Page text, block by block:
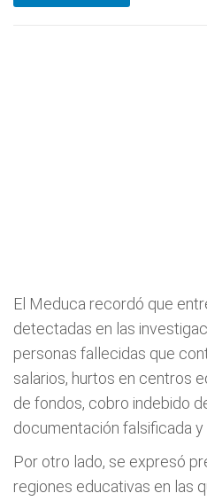
El Meduca recordó que
detectadas en las
personas fallecidas que
salarios, hurtos en centros
de fondos, cobro indebido
documentación falsificada y
Por otro lado, se expresó
regiones educativas en las